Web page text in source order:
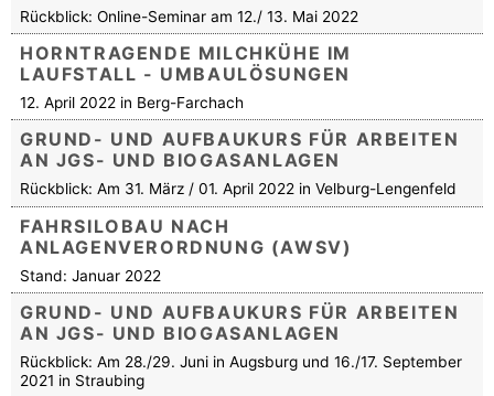
Rückblick: Online-Seminar am 12./ 13. Mai 2022
HORNTRAGENDE MILCHKÜHE IM
LAUFSTALL - UMBAULÖSUNGEN
12. April 2022 in Berg-Farchach
GRUND- UND AUFBAUKURS FÜR ARBEITEN
AN JGS- UND BIOGASANLAGEN
Rückblick: Am 31. März / 01. April 2022 in Velburg-Lengenfeld
FAHRSILOBAU NACH
ANLAGENVERORDNUNG (AWSV)
Stand: Januar 2022
GRUND- UND AUFBAUKURS FÜR ARBEITEN
AN JGS- UND BIOGASANLAGEN
Rückblick: Am 28./29. Juni in Augsburg und 16./17. September
2021 in Straubing